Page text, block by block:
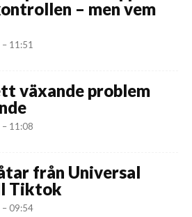
– men vem
11:51
växande problem
11:08
från Universal
Tiktok
– 09:54